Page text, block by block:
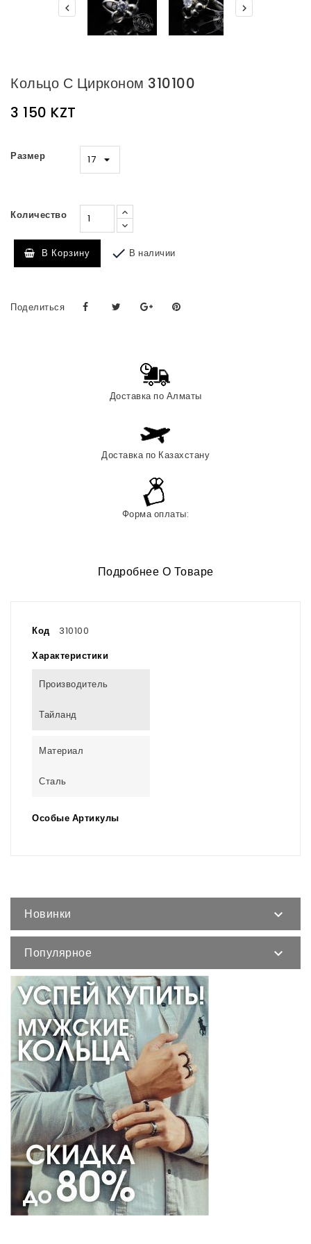
 
Кольцо С Цирконом 310100
3 150 KZT
Размер
Количество
В Корзину  В наличии
Поделиться
Доставка по Алматы
Доставка по Казахстану
Форма оплаты:
Подробнее О Товаре
Код 310100
Характеристики
Производитель
Тайланд
Материал
Сталь
Особые Артикулы
Новинки 
Популярное 